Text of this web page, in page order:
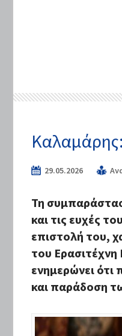
29.05.2026
Τη
και τις ευχές
επιστολή του,
του
ενημερώνει ότι
και παράδοση